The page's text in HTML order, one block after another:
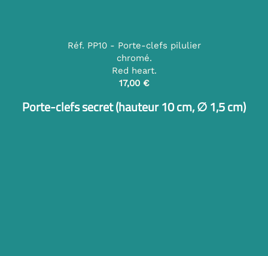
Réf. PP10 - Porte-clefs pilulier
chromé.
Red heart.
17,00 €
Porte-clefs secret (hauteur 10 cm, ∅ 1,5 cm)